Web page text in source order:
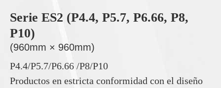
Serie ES2 (P4.4, P5.7, P6.66, P8,
P10)
(960mm × 960mm)
P4.4/P5.7/P6.66 /P8/P10
Productos en estricta conformidad con el diseño